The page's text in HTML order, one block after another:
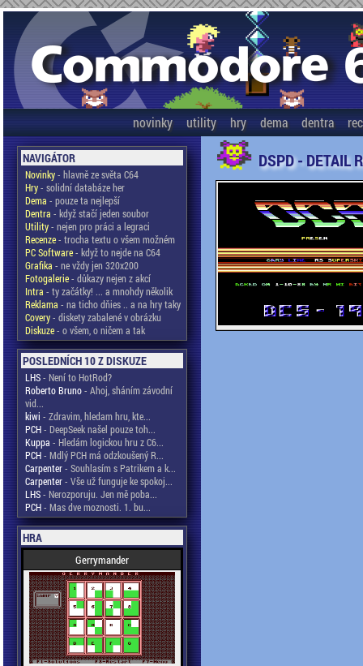
novinky utility hry dema dentra
NAVIGÁTOR
Novinky- hlavně ze světa C64
Hry- solidní databáze her
Dema - pouze ta nejlepší
Dentra - když stačí jeden soubor
Utility- nejen pro práci a legraci
Recenze- trocha textu o všem možném
PC Software- když to nejde na C64
Grafika - ne vždy jen 320x200
Fotogalerie- důkazy nejen z akcí
Intra - ty začátky! ... a mnohdy několik
Reklama - na ticho dňies .. a na hry taky
Covery- diskety zabalené v obrázku
Diskuze- o všem, o ničem a tak
POSLEDNÍCH 10 Z DISKUZE
LHS- Není to HotRod?
Roberto Bruno- Ahoj, sháním závodní
vid...
kiwi - Zdravim, hledam hru, kte...
PCH- DeepSeek našel pouze toh...
Kuppa - Hledám logickou hru z C6...
PCH- Mdlý PCH má odzkoušený R...
Carpenter- Souhlasím s Patrikem a k...
Carpenter- Vše už funguje ke spokoj...
LHS- Nerozporuju. Jen mě poba...
PCH- Mas dve moznosti. 1. bu...
HRA
Gerrymander
DSPD - DETAIL